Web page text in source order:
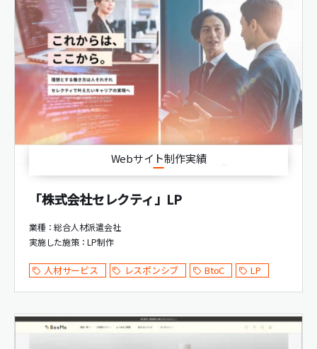
Webサイト制作実績
「株式会社セレクティ」LP
業種：総合人材派遣会社
実施した施策：LP制作
人材サービス レスポンシブ BtoC LP